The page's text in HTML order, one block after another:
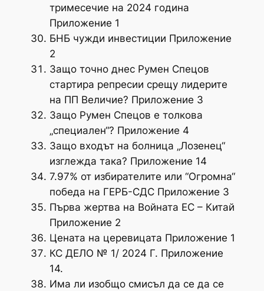
тримесечие на 2024 година
Приложение 1
БНБ чужди инвестиции Приложение
2
Защо точно днес Румен Спецов
стартира репресии срещу лидерите
на ПП Величие? Приложение 3
Защо Румен Спецов е толкова
„специален“? Приложение 4
Защо входът на болница „Лозенец“
изглежда така? Приложение 14
7.97% от избирателите или “Огромна“
победа на ГЕРБ-СДС Приложение 3
Първа жертва на Войната ЕС – Китай
Приложение 2
Цената на церевицата Приложение 1
КС ДЕЛО № 1/ 2024 Г. Приложение
14.
Има ли изобщо смисъл да се да се